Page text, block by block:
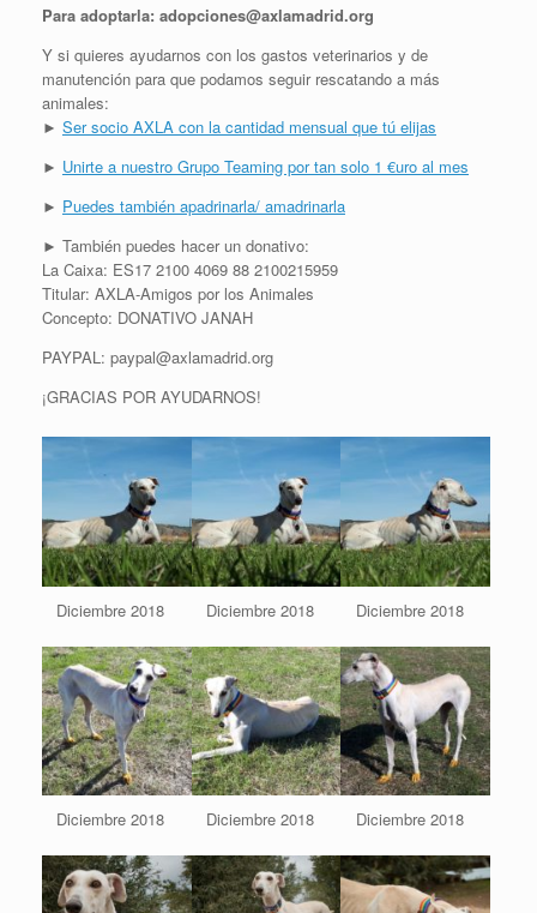
Para adoptarla: adopciones@axlamadrid.org
Y si quieres ayudarnos con los gastos veterinarios y de
manutención para que podamos seguir rescatando a más
animales:
► Ser socio AXLA con la cantidad mensual que tú elijas
► Unirte a nuestro Grupo Teaming por tan solo 1 €uro al mes
► Puedes también apadrinarla/ amadrinarla
► También puedes hacer un donativo:
La Caixa: ES17 2100 4069 88 2100215959
Titular: AXLA-Amigos por los Animales
Concepto: DONATIVO JANAH
PAYPAL: paypal@axlamadrid.org
¡GRACIAS POR AYUDARNOS!
Diciembre 2018 Diciembre 2018 Diciembre 2018
Diciembre 2018 Diciembre 2018 Diciembre 2018